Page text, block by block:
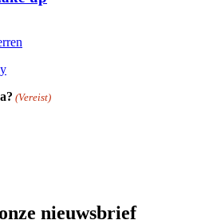
(Vereist)
nieuwsbrief